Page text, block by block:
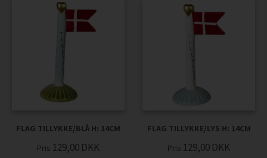
FLAG TILLYKKE/BLÅ H: 14CM
Pris 129,00 DKK
FLAG TILLYKKE/LYS H: 14CM
Pris 129,00 DKK